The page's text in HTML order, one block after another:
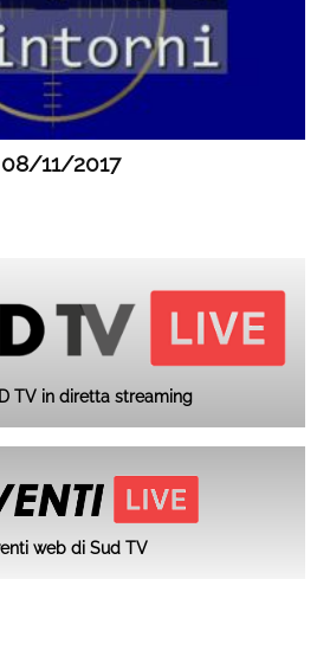
08/11/2017
TV in diretta streaming
web di Sud TV